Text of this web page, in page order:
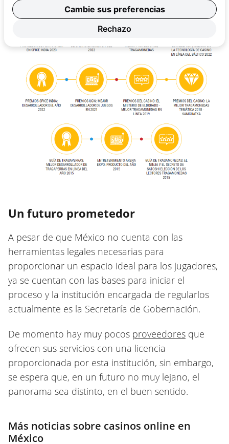
Un futuro prometedor
A pesar de que México no cuenta con las
herramientas legales necesarias para
proporcionar un espacio ideal para los jugadores,
ya se cuentan con las bases para iniciar el
proceso y la institución encargada de regularlos
actualmente es la Secretaría de Gobernación.
De momento hay muy pocos proveedores que
ofrecen sus servicios con una licencia
proporcionada por esta institución, sin embargo,
se espera que, en un futuro no muy lejano, el
panorama sea distinto, en el buen sentido.
Más noticias sobre casinos online en
México
Cambie sus preferencias
Rechazo